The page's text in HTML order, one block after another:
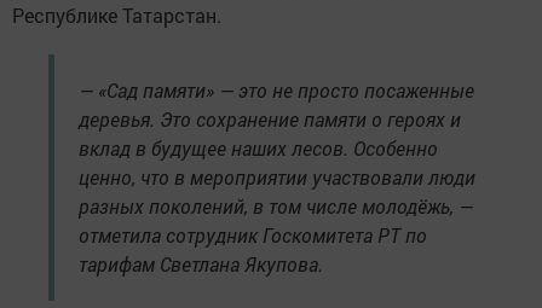
Республике Татарстан.
— «Сад памяти» — это не просто посаженные
деревья. Это сохранение памяти о героях и
вклад в будущее наших лесов. Особенно
ценно, что в мероприятии участвовали люди
разных поколений, в том числе молодёжь, —
отметила сотрудник Госкомитета РТ по
тарифам Светлана Якупова.